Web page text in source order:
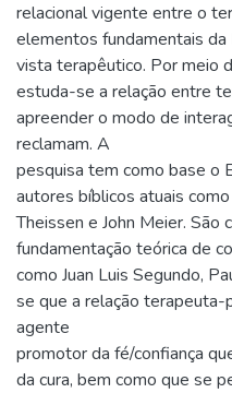
relacional vigente entre o
elementos fundamentais
vista terapêutico. Por meio
estuda-se a relação entre
apreender o modo de
reclamam. A
pesquisa tem como base o
autores bíblicos atuais
Theissen e John Meier. São
fundamentação teórica de
como Juan Luis Segundo,
se que a relação
agente
promotor da fé/confiança
da cura, bem como que se